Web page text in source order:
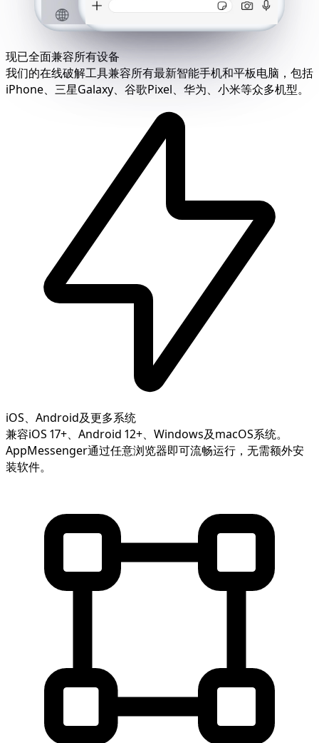
现已全面兼容所有设备
我们的在线破解工具兼容所有最新智能手机和平板电脑，包括
iPhone、三星Galaxy、谷歌Pixel、华为、小米等众多机型。
iOS、Android及更多系统
兼容iOS 17+、Android 12+、Windows及macOS系统。
AppMessenger通过任意浏览器即可流畅运行，无需额外安
装软件。